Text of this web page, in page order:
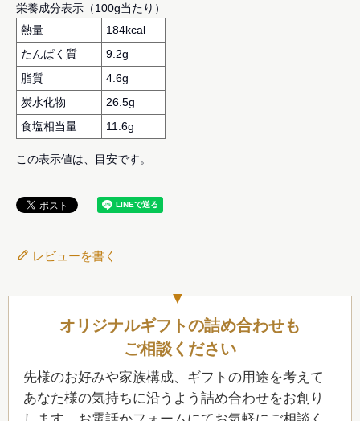
栄養成分表示（100g当たり）
熱量
184kcal
たんぱく質
9.2g
脂質
4.6g
炭水化物
26.5g
食塩相当量
11.6g
この表示値は、目安です。
レビューを書く
オリジナルギフトの詰め合わせも
ご相談ください
先様のお好みや家族構成、ギフトの用途を考えて
あなた様の気持ちに沿うよう詰め合わせをお創り